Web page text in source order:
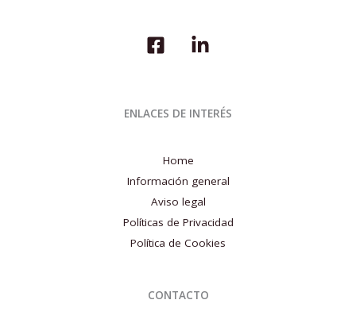
ENLACES DE INTERÉS
Home
Información general
Aviso legal
Políticas de Privacidad
Política de Cookies
CONTACTO